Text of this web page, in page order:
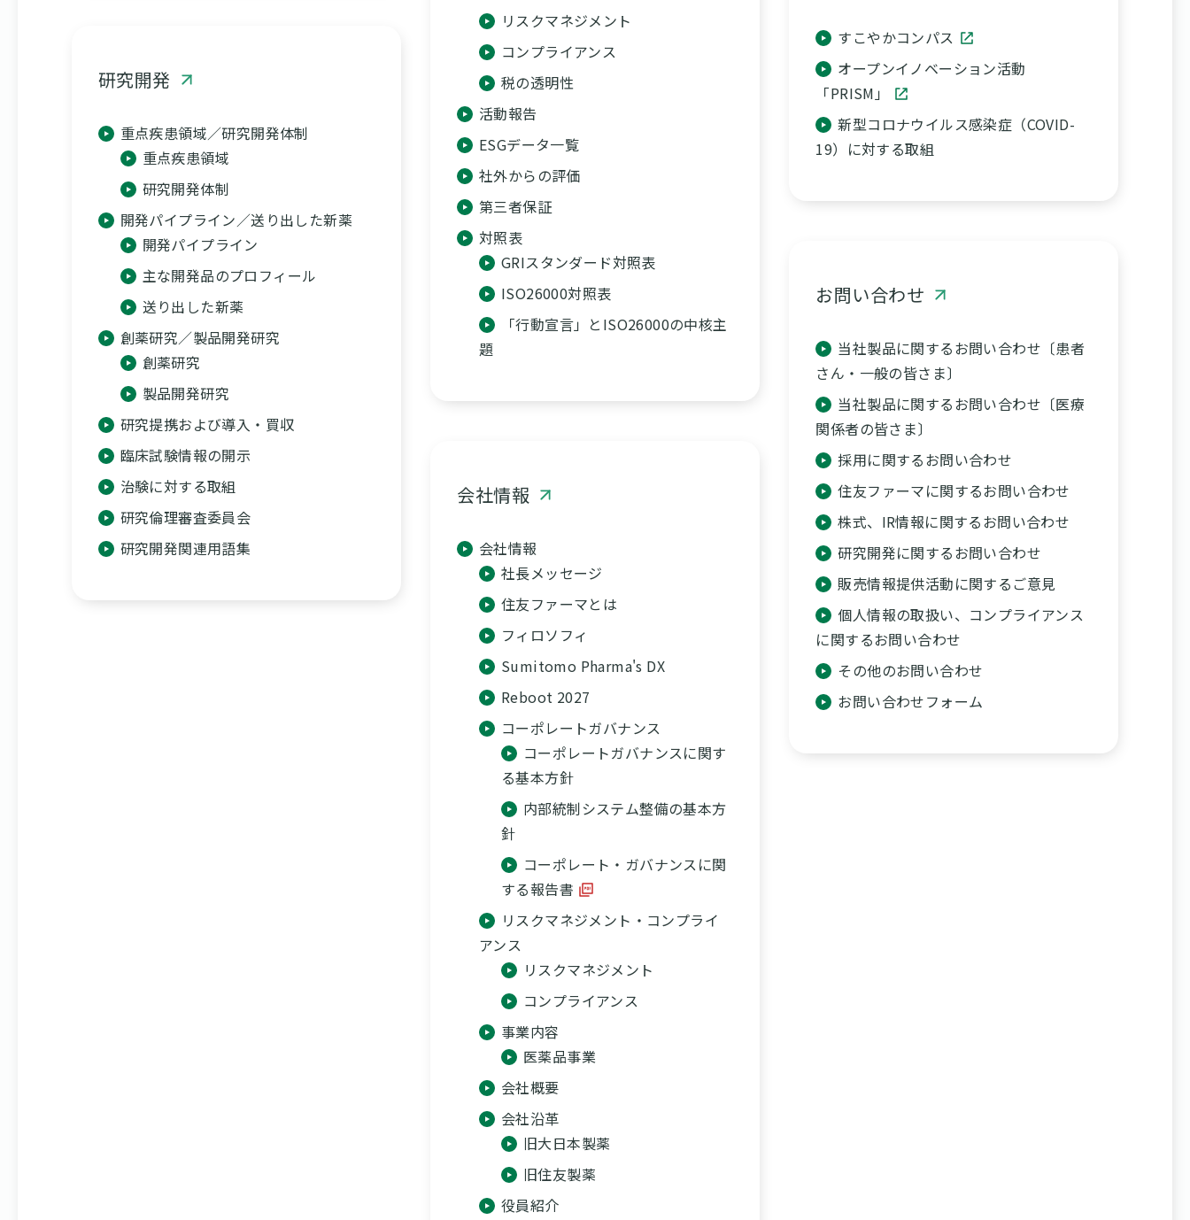
研究開発
重点疾患領域／研究開発体制
重点疾患領域
研究開発体制
開発パイプライン／送り出した新薬
開発パイプライン
主な開発品のプロフィール
送り出した新薬
創薬研究／製品開発研究
創薬研究
製品開発研究
研究提携および導入・買収
臨床試験情報の開示
治験に対する取組
研究倫理審査委員会
研究開発関連用語集
リスクマネジメント
コンプライアンス
税の透明性
活動報告
ESGデータ一覧
社外からの評価
第三者保証
対照表
GRIスタンダード対照表
ISO26000対照表
「行動宣言」とISO26000の中核主
題
会社情報
会社情報
社長メッセージ
住友ファーマとは
フィロソフィ
Sumitomo Pharma's DX
Reboot 2027
コーポレートガバナンス
コーポレートガバナンスに関す
る基本方針
内部統制システム整備の基本方
針
コーポレート・ガバナンスに関
する報告書
リスクマネジメント・コンプライ
アンス
リスクマネジメント
コンプライアンス
事業内容
医薬品事業
会社概要
会社沿革
旧大日本製薬
旧住友製薬
役員紹介
すこやかコンパス
オープンイノベーション活動
「PRISM」
新型コロナウイルス感染症（COVID-
19）に対する取組
お問い合わせ
当社製品に関するお問い合わせ〔患者
さん・一般の皆さま〕
当社製品に関するお問い合わせ〔医療
関係者の皆さま〕
採用に関するお問い合わせ
住友ファーマに関するお問い合わせ
株式、IR情報に関するお問い合わせ
研究開発に関するお問い合わせ
販売情報提供活動に関するご意見
個人情報の取扱い、コンプライアンス
に関するお問い合わせ
その他のお問い合わせ
お問い合わせフォーム